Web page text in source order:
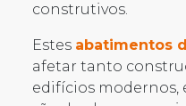
construtivos.
Estes abatimentos
afetar tanto
edifícios modernos,